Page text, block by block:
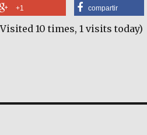
+1 compartir
10 times, 1 visits today)